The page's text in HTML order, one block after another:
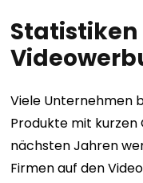
Statistiken
Viele Unternehmen
Produkte mit kurzen
nächsten Jahren
Firmen auf den